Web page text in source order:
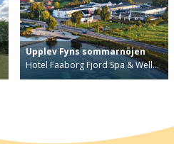
Upplev Fyns sommarnöjen
Hotel Faaborg Fjord Spa & Well…